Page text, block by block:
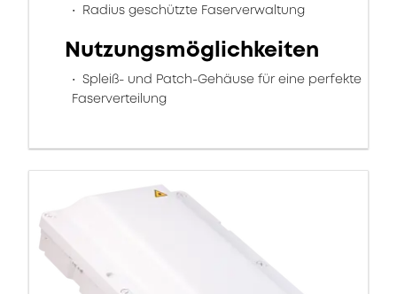
Radius geschützte Faserverwaltung
Nutzungsmöglichkeiten
Spleiß- und Patch-Gehäuse für eine perfekte
Faserverteilung